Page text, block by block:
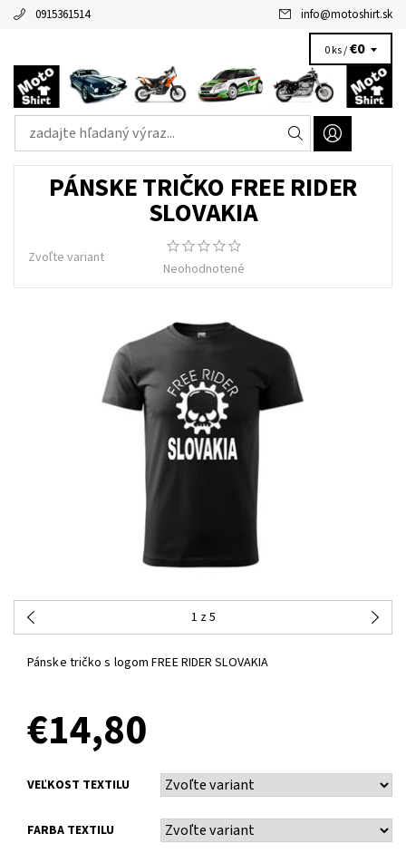
0915361514 info@motoshirt.sk
0 ks /€0
PÁNSKE TRIČKO FREE RIDER
SLOVAKIA
Zvoľte variant
Neohodnotené
1 z 5
Pánske tričko s logom FREE RIDER SLOVAKIA
€14,80
VEĽKOST TEXTILU
FARBA TEXTILU